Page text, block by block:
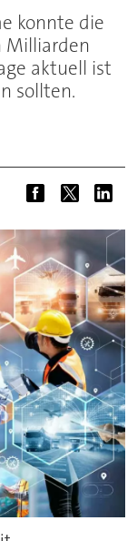
konnte die
Milliarden
aktuell ist
sollten.